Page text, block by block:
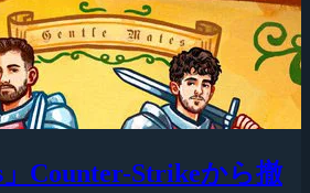
」Counter-Strikeから撤